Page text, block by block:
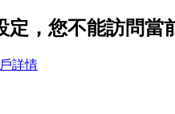
定，您不能訪問當
詳情